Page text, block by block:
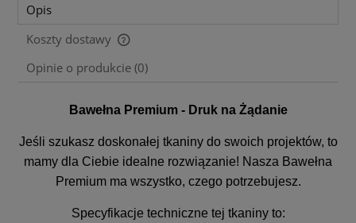
Opis
Koszty dostawy
Cena nie zawiera ewentualnych kosztów płatności
Opinie o produkcie (0)
Bawełna Premium - Druk na Żądanie
Jeśli szukasz doskonałej tkaniny do swoich projektów, to
mamy dla Ciebie idealne rozwiązanie! Nasza Bawełna
Premium ma wszystko, czego potrzebujesz.
Specyfikacje techniczne tej tkaniny to: